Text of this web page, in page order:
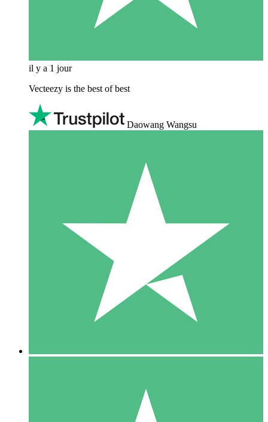
il y a 1 jour
Vecteezy is the best of best
Daowang Wangsu